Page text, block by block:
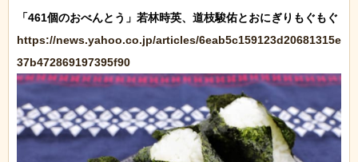
https://news.yahoo.co.jp/articles/6eab5c159123d20681315e
37b472869197395f90